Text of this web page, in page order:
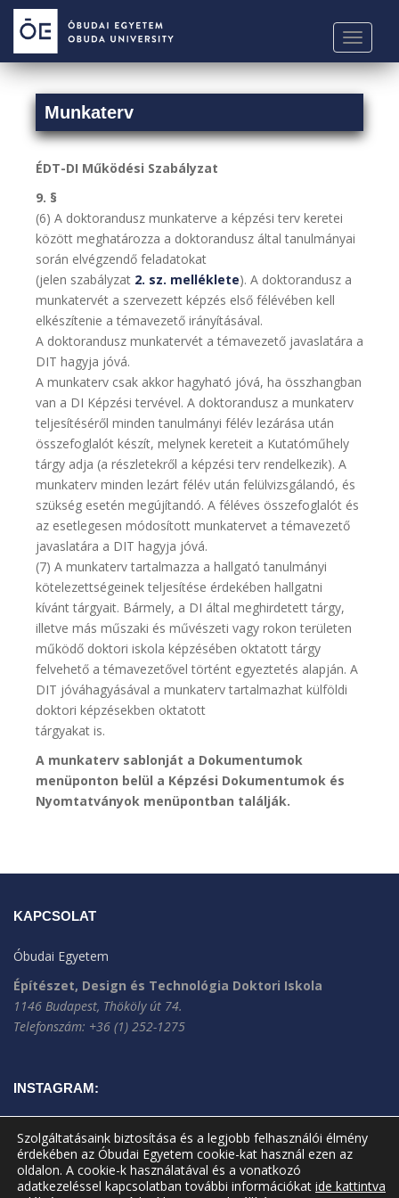
p
Munkaterv
ÉDT-DI Működési Szabályzat
9. §
(6) A doktorandusz munkaterve a képzési terv keretei
között meghatározza a doktorandusz által tanulmányai
során elvégzendő feladatokat
(jelen szabályzat 2. sz. melléklete). A doktorandusz a
munkatervét a szervezett képzés első félévében kell
elkészítenie a témavezető irányításával.
A doktorandusz munkatervét a témavezető javaslatára a
DIT hagyja jóvá.
A munkaterv csak akkor hagyható jóvá, ha összhangban
van a DI Képzési tervével. A doktorandusz a munkaterv
teljesítéséről minden tanulmányi félév lezárása után
összefoglalót készít, melynek kereteit a Kutatóműhely
tárgy adja (a részletekről a képzési terv rendelkezik). A
munkaterv minden lezárt félév után felülvizsgálandó, és
szükség esetén megújítandó. A féléves összefoglalót és
az esetlegesen módosított munkatervet a témavezető
javaslatára a DIT hagyja jóvá.
(7) A munkaterv tartalmazza a hallgató tanulmányi
kötelezettségeinek teljesítése érdekében hallgatni
kívánt tárgyait. Bármely, a DI által meghirdetett tárgy,
illetve más műszaki és művészeti vagy rokon területen
működő doktori iskola képzésében oktatott tárgy
felvehető a témavezetővel történt egyeztetés alapján. A
DIT jóváhagyásával a munkaterv tartalmazhat külföldi
doktori képzésekben oktatott
tárgyakat is.
A munkaterv sablonját a Dokumentumok
menüponton belül a Képzési Dokumentumok és
Nyomtatványok menüpontban találják.
KAPCSOLAT
Óbudai Egyetem
Építészet, Design és Technológia Doktori Iskola
1146 Budapest, Thököly út 74.
Telefonszám: +36 (1) 252-1275
INSTAGRAM:
Szolgáltatásaink biztosítása és a legjobb felhasználói élmény
érdekében az Óbudai Egyetem cookie-kat használ ezen az
oldalon. A cookie-k használatával és a vonatkozó
adatkezeléssel kapcsolatban további információkat ide kattintva